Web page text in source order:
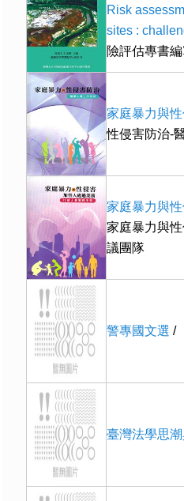
Risk
sites :
險評估專書
家庭暴力與
性侵害防治-
家庭暴力與
家庭暴力與
議團隊
警專國文選 /
臺灣法學思